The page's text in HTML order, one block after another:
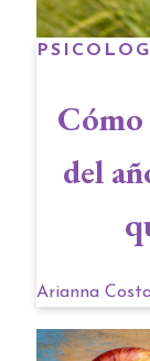
Cómo
del
Arianna